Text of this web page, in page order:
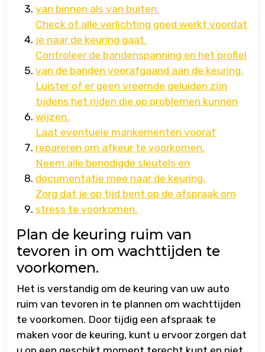
van binnen als van buiten.
Check of alle verlichting goed werkt voordat
je naar de keuring gaat.
Controleer de bandenspanning en het profiel
van de banden voorafgaand aan de keuring.
Luister of er geen vreemde geluiden zijn
tijdens het rijden die op problemen kunnen
wijzen.
Laat eventuele mankementen vooraf
repareren om afkeur te voorkomen.
Neem alle benodigde sleutels en
documentatie mee naar de keuring.
Zorg dat je op tijd bent op de afspraak om
stress te voorkomen.
Plan de keuring ruim van
tevoren in om wachttijden te
voorkomen.
Het is verstandig om de keuring van uw auto
ruim van tevoren in te plannen om wachttijden
te voorkomen. Door tijdig een afspraak te
maken voor de keuring, kunt u ervoor zorgen dat